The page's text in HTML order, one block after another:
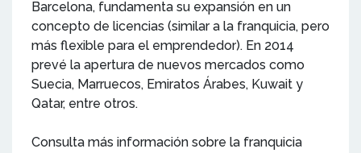
Barcelona, fundamenta su expansión en un
concepto de licencias (similar a la franquicia, pero
más flexible para el emprendedor). En 2014
prevé la apertura de nuevos mercados como
Suecia, Marruecos, Emiratos Árabes, Kuwait y
Qatar, entre otros.
Consulta más información sobre la franquicia